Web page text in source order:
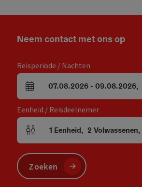
Neem contact met ons op
Reisperiode / Nachten
Velden voor aankomst en vertrek
07.08.2026- 09.08.2026,
Eenheid / Reisdeelnemer
Aantal eenheden en persoonsvelden
1 Eenheid, 2 Volwassenen,
Zoeken